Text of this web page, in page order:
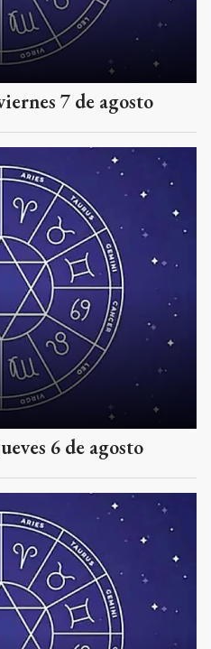
7 de agosto
6 de agosto